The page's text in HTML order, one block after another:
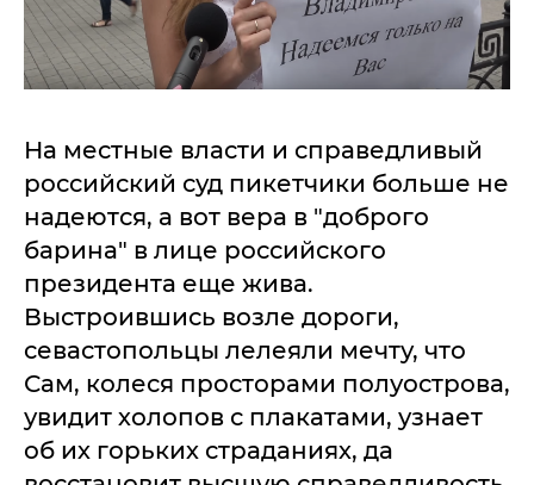
На местные власти и справедливый
российский суд пикетчики больше не
надеются, а вот вера в "доброго
барина" в лице российского
президента еще жива.
Выстроившись возле дороги,
севастопольцы лелеяли мечту, что
Сам, колеся просторами полуострова,
увидит холопов с плакатами, узнает
об их горьких страданиях, да